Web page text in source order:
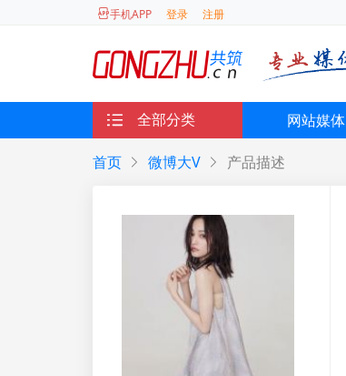
手机APP 登录 注册
全部分类 网站媒体
首页 微博大V 产品描述